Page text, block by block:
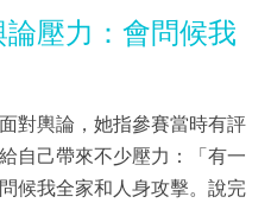
壓力：會問候我
對輿論，她指參賽當時有評
自己帶來不少壓力：「有一
候我全家和人身攻擊。說完